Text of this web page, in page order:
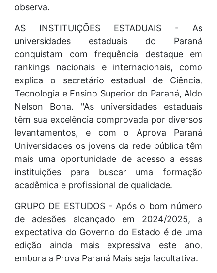
observa.
AS INSTITUIÇÕES ESTADUAIS - As
universidades estaduais do Paraná
conquistam com frequência destaque em
rankings nacionais e internacionais, como
explica o secretário estadual de Ciência,
Tecnologia e Ensino Superior do Paraná, Aldo
Nelson Bona. "As universidades estaduais
têm sua excelência comprovada por diversos
levantamentos, e com o Aprova Paraná
Universidades os jovens da rede pública têm
mais uma oportunidade de acesso a essas
instituições para buscar uma formação
acadêmica e profissional de qualidade.
GRUPO DE ESTUDOS - Após o bom número
de adesões alcançado em 2024/2025, a
expectativa do Governo do Estado é de uma
edição ainda mais expressiva este ano,
embora a Prova Paraná Mais seja facultativa.